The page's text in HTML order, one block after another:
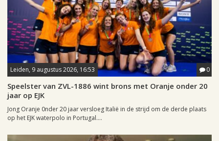
Leiden, 9 augustus 2026, 16:53 0
Speelster van ZVL-1886 wint brons met Oranje onder 20
jaar op EJK
Jong Oranje 0nder 20 jaar versloeg Italië in de strijd om de derde plaats
op het EJK waterpolo in Portugal....